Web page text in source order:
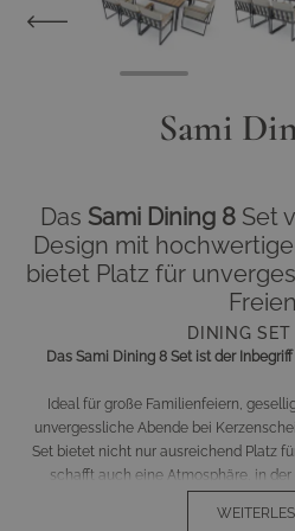
Sami
Das Sami Dining 8 Set
Design mit
bietet Platz für
DINING SET
Das Sami Dining 8 Set ist der
Ideal für große Familienfeiern,
unvergessliche Abende bei
Set bietet nicht nur ausreichend Platz
schafft auch eine Atmosphäre, in